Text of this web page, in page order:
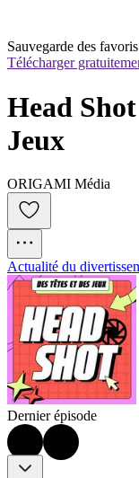
Sauvegarde des favoris
Télécharger
Head
Jeux
ORIGAMI Média
Actualité du
Dernier épisode